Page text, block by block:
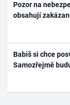
Pozor na
obsahují
Babiš si chce
Samozřejmě